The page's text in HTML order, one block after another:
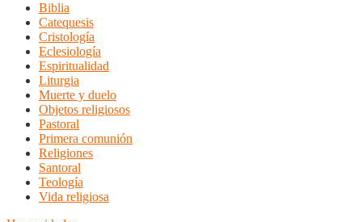
Biblia
Catequesis
Cristología
Eclesiología
Espiritualidad
Liturgia
Muerte y duelo
Objetos religiosos
Pastoral
Primera comunión
Religiones
Santoral
Teología
Vida religiosa